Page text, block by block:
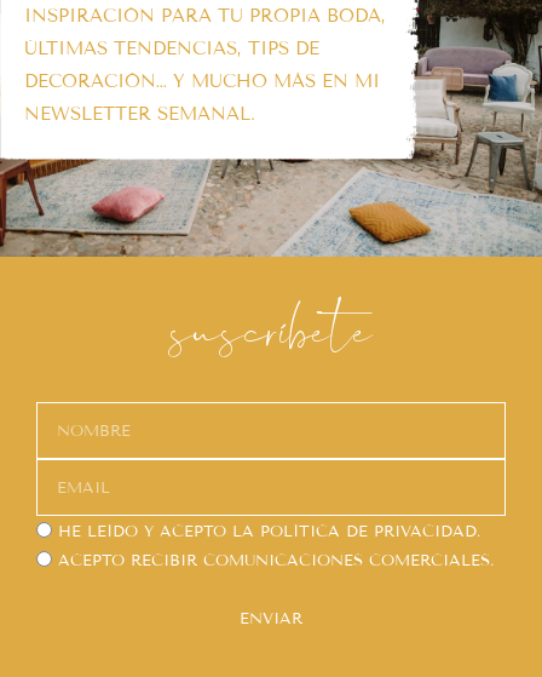
INSPIRACIÓN PARA TU PROPIA BODA,
ÚLTIMAS TENDENCIAS, TIPS DE
DECORACIÓN… Y MUCHO MÁS EN MI
NEWSLETTER SEMANAL.
suscríbete
HE LEÍDO Y ACEPTO LA POLÍTICA DE PRIVACIDAD.
ACEPTO RECIBIR COMUNICACIONES COMERCIALES.
ENVIAR